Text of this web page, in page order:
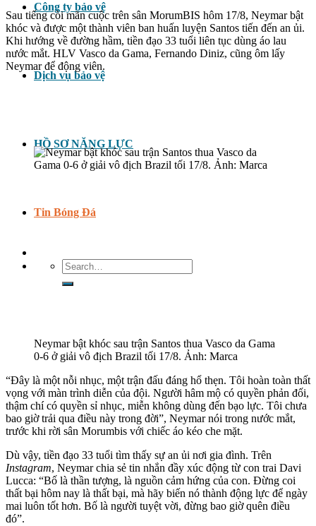
Công ty bảo vệ
Dịch vụ bảo vệ
HỒ SƠ NĂNG LỰC
Tin Bóng Đá
Search
for:
Sau tiếng còi mãn cuộc trên sân MorumBIS hôm 17/8, Neymar bật
khóc và được một thành viên ban huấn luyện Santos tiến đến an ủi.
Khi hướng về đường hầm, tiền đạo 33 tuổi liên tục dùng áo lau
nước mắt. HLV Vasco da Gama, Fernando Diniz, cũng ôm lấy
Neymar để động viên.
Neymar bật khóc sau trận Santos thua Vasco da Gama
0-6 ở giải vô địch Brazil tối 17/8. Ảnh: Marca
“Đây là một nỗi nhục, một trận đấu đáng hổ thẹn. Tôi hoàn toàn thất
vọng với màn trình diễn của đội. Người hâm mộ có quyền phản đối,
thậm chí có quyền sỉ nhục, miễn không dùng đến bạo lực. Tôi chưa
bao giờ trải qua điều này trong đời”, Neymar nói trong nước mắt,
trước khi rời sân Morumbis với chiếc áo kéo che mặt.
Dù vậy, tiền đạo 33 tuổi tìm thấy sự an ủi nơi gia đình. Trên
Instagram, Neymar chia sẻ tin nhắn đầy xúc động từ con trai Davi
Lucca: “Bố là thần tượng, là nguồn cảm hứng của con. Đừng coi
thất bại hôm nay là thất bại, mà hãy biến nó thành động lực để ngày
mai luôn tốt hơn. Bố là người tuyệt vời, đừng bao giờ quên điều
đó”.